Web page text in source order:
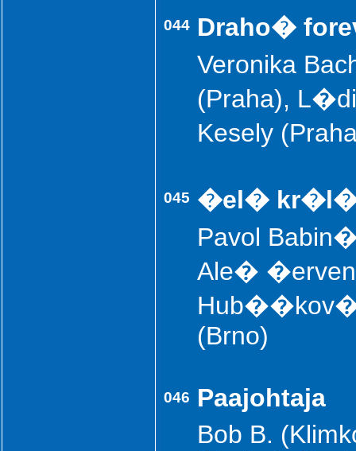
044 Draho�
Veronika
(Praha),
Kesely
045 �el�
Pavol
Ale�
Hub��kov�
(Brno)
046 Paajohtaja
Bob B.